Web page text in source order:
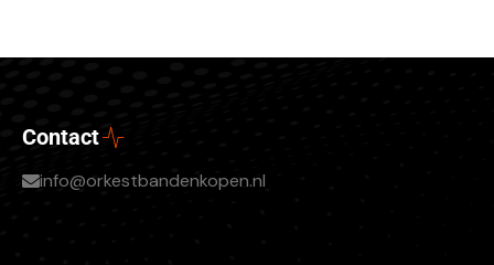
Contact
info@orkestbandenkopen.nl